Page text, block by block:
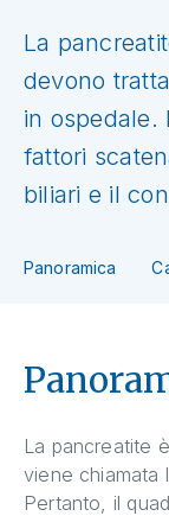
La
devono
in ospedale.
fattori
biliari e il
Panoramica
La pancreatite
viene chiamata
Pertanto, il